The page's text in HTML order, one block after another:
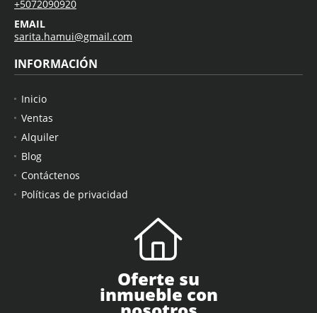
+5072090920
EMAIL
sarita.hamui@gmail.com
INFORMACIÓN
Inicio
Ventas
Alquiler
Blog
Contáctenos
Políticas de privacidad
Oferte su
inmueble con